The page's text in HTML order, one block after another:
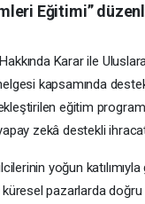
Eğitimi”
Karar ile
kapsamında
eğitim
zekâ destekli ihracat
yoğun
pazarlarda